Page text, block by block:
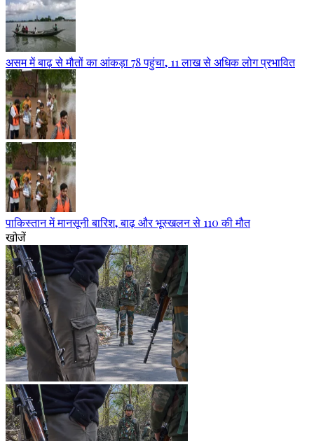
असम में बाढ़ से मौतों का आंकड़ा 78 पहुंचा, 11 लाख से अधिक लोग प्रभावित
पाकिस्तान में मानसूनी बारिश, बाढ़ और भूस्खलन से 110 की मौत
खोजें